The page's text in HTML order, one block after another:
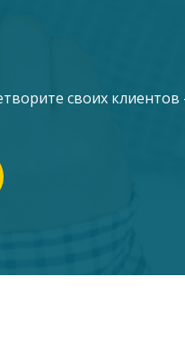
своих клиентов